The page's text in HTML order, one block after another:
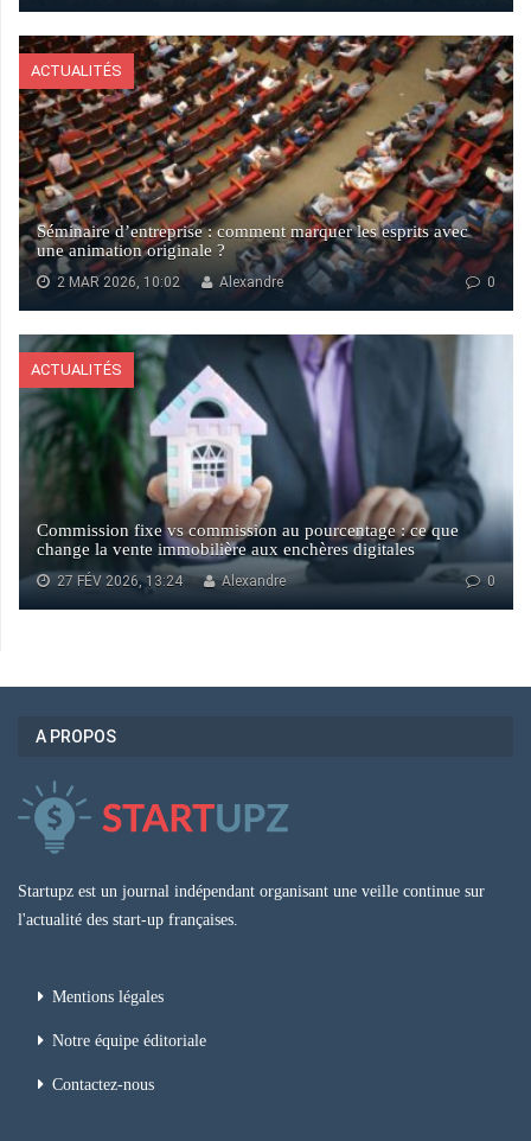
ACTUALITÉS
Séminaire d’entreprise : comment marquer les esprits avec
une animation originale ?
2 MAR 2026, 10:02 0
Alexandre
ACTUALITÉS
Commission fixe vs commission au pourcentage : ce que
change la vente immobilière aux enchères digitales
27 FÉV 2026, 13:24 0
Alexandre
A PROPOS
Startupz est un journal indépendant organisant une veille continue sur
l'actualité des start-up françaises.
Mentions légales
Notre équipe éditoriale
Contactez-nous